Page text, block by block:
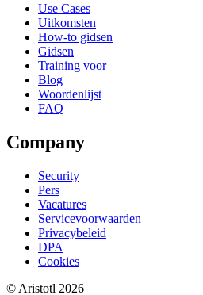
Use Cases
Uitkomsten
How-to gidsen
Gidsen
Training voor
Blog
Woordenlijst
FAQ
Company
Security
Pers
Vacatures
Servicevoorwaarden
Privacybeleid
DPA
Cookies
© Aristotl 2026